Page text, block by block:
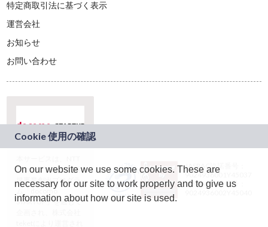
特定商取引法に基づく表示
運営会社
お知らせ
お問い合わせ
ドコモグループの新
規事業創出プログラ
ム「docomo
STARTUP」を通じて
JASRAC許諾番号：
9024936001Y45037
JASRAC許諾番号：
On our website we use some cookies. These are
necessary for our site to work properly and to give us
information about how our site is used.